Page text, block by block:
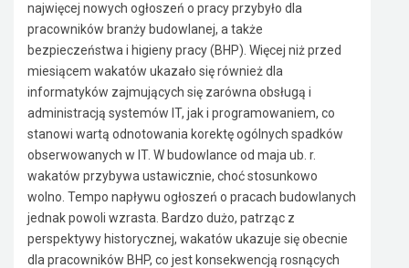
najwięcej nowych ogłoszeń o pracy przybyło dla
pracowników branży budowlanej, a także
bezpieczeństwa i higieny pracy (BHP). Więcej niż przed
miesiącem wakatów ukazało się również dla
informatyków zajmujących się zarówna obsługą i
administracją systemów IT, jak i programowaniem, co
stanowi wartą odnotowania korektę ogólnych spadków
obserwowanych w IT. W budowlance od maja ub. r.
wakatów przybywa ustawicznie, choć stosunkowo
wolno. Tempo napływu ogłoszeń o pracach budowlanych
jednak powoli wzrasta. Bardzo dużo, patrząc z
perspektywy historycznej, wakatów ukazuje się obecnie
dla pracowników BHP, co jest konsekwencją rosnących